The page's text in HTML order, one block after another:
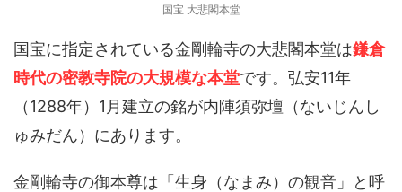
国宝 大悲閣本堂
国宝に指定されている金剛輪寺の大悲閣本堂は鎌倉
時代の密教寺院の大規模な本堂です。弘安11年
（1288年）1月建立の銘が内陣須弥壇（ないじんし
ゅみだん）にあります。
金剛輪寺の御本尊は「生身（なまみ）の観音」と呼